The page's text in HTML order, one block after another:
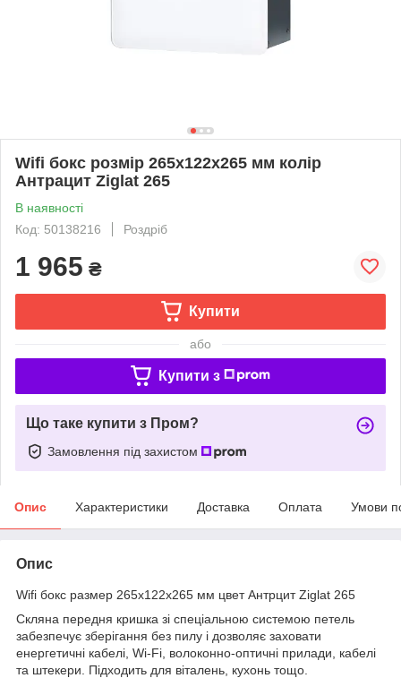
Wifi бокс розмір 265х122х265 мм колір
Антрацит Ziglat 265
В наявності
Код: 50138216
Роздріб
1 965 ₴
Купити
або
Купити з
Що таке купити з Пром?
Замовлення під захистом
Опис Характеристики Доставка Оплата Умови
Опис
Wifi бокс размер 265х122х265 мм цвет Антрцит Ziglat 265
Скляна передня кришка зі спеціальною системою петель
забезпечує зберігання без пилу і дозволяє заховати
енергетичні кабелі, Wi-Fi, волоконно-оптичні прилади, кабелі
та штекери. Підходить для віталень, кухонь тощо.